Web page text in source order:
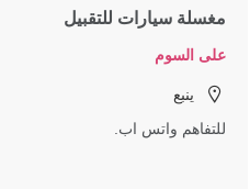
مغسلة سيارات للتقبيل
على السوم
ينبع
للتفاهم واتس اب.